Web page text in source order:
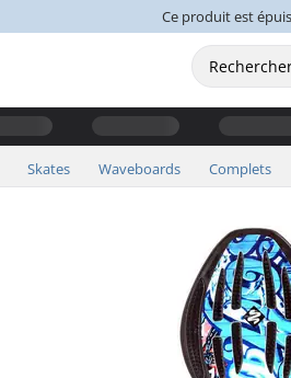
Ce produit est
Skates Waveboards Complets